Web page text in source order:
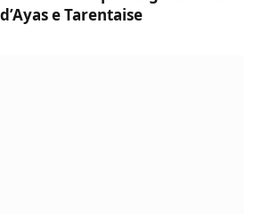
e Tarentaise